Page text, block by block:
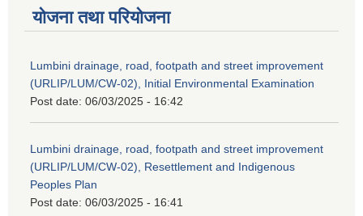
योजना तथा परियोजना
Lumbini drainage, road, footpath and street improvement
(URLIP/LUM/CW-02), Initial Environmental Examination
Post date: 06/03/2025 - 16:42
Lumbini drainage, road, footpath and street improvement
(URLIP/LUM/CW-02), Resettlement and Indigenous
Peoples Plan
Post date: 06/03/2025 - 16:41